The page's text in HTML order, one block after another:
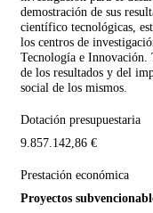
demostración de sus
científico tecnológicas,
los centros de
Tecnología e Innovación.
de los resultados y del
social de los mismos.
Dotación presupuestaria
9.857.142,86 €
Prestación económica
Proyectos